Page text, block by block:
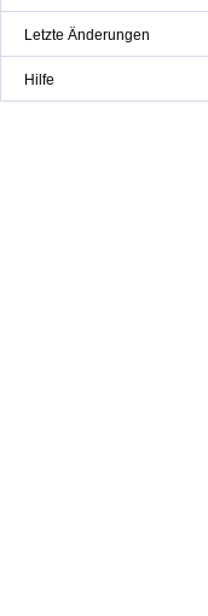
Letzte Änderungen
Hilfe